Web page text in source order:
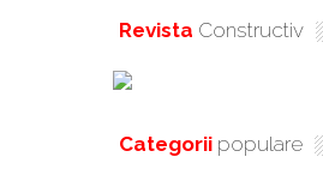
Revista Constructiv
Categorii populare